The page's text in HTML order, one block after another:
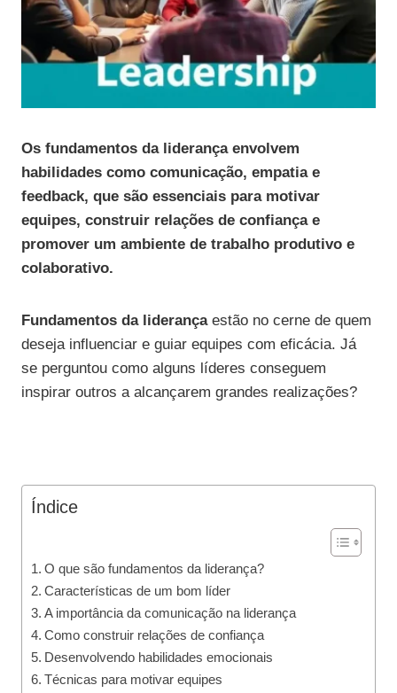
Os fundamentos da liderança envolvem
habilidades como comunicação, empatia e
feedback, que são essenciais para motivar
equipes, construir relações de confiança e
promover um ambiente de trabalho produtivo e
colaborativo.
Fundamentos da liderançaestão no cerne de quem
deseja influenciar e guiar equipes com eficácia. Já
se perguntou como alguns líderes conseguem
inspirar outros a alcançarem grandes realizações?
Índice
O que são fundamentos da liderança?
Características de um bom líder
A importância da comunicação na liderança
Como construir relações de confiança
Desenvolvendo habilidades emocionais
Técnicas para motivar equipes